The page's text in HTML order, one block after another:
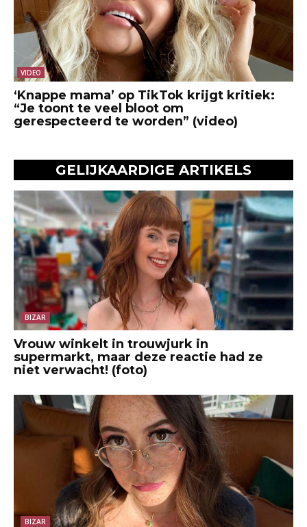
VIDEO
‘Knappe mama’ op TikTok krijgt kritiek:
“Je toont te veel bloot om
gerespecteerd te worden” (video)
GELIJKAARDIGE ARTIKELS
BIZAR
Vrouw winkelt in trouwjurk in
supermarkt, maar deze reactie had ze
niet verwacht! (foto)
BIZAR